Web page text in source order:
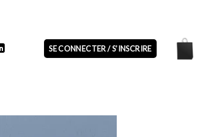
SE CONNECTER / S’INSCRIRE